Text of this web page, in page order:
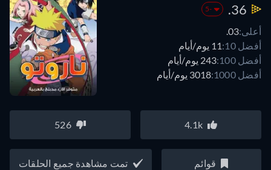
36.
-5
أعلى:03.
أفضل 10:
11 يوم/أيام
أفضل 100:
243 يوم/أيام
أفضل 1000:
3018 يوم/أيام
4.1k
526
قوائم تمت مشاهدة جميع الحلقات